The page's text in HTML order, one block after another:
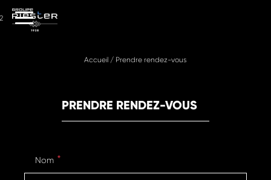
Accueil / Prendre rendez-vous
PRENDRE RENDEZ-VOUS
Nom